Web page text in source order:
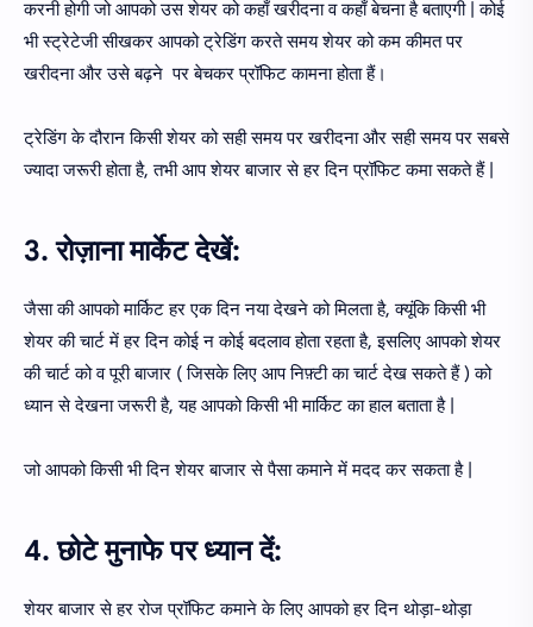
करनी होगी जो आपको उस शेयर को कहाँ खरीदना व कहाँ बेचना है बताएगी | कोई
भी स्ट्रेटेजी सीखकर आपको ट्रेडिंग करते समय शेयर को कम कीमत पर
खरीदना और उसे बढ़ने पर बेचकर प्रॉफिट कामना होता हैं।
ट्रेडिंग के दौरान किसी शेयर को सही समय पर खरीदना और सही समय पर सबसे
ज्यादा जरूरी होता है, तभी आप शेयर बाजार से हर दिन प्रॉफिट कमा सकते हैं |
3. रोज़ाना मार्केट देखें:
जैसा की आपको मार्किट हर एक दिन नया देखने को मिलता है, क्यूंकि किसी भी
शेयर की चार्ट में हर दिन कोई न कोई बदलाव होता रहता है, इसलिए आपको शेयर
की चार्ट को व पूरी बाजार ( जिसके लिए आप निफ़्टी का चार्ट देख सकते हैं ) को
ध्यान से देखना जरूरी है, यह आपको किसी भी मार्किट का हाल बताता है |
जो आपको किसी भी दिन शेयर बाजार से पैसा कमाने में मदद कर सकता है |
4. छोटे मुनाफे पर ध्यान दें:
शेयर बाजार से हर रोज प्रॉफिट कमाने के लिए आपको हर दिन थोड़ा-थोड़ा